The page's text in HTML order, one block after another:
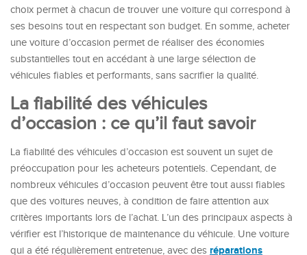
choix permet à chacun de trouver une voiture qui correspond à
ses besoins tout en respectant son budget. En somme, acheter
une voiture d’occasion permet de réaliser des économies
substantielles tout en accédant à une large sélection de
véhicules fiables et performants, sans sacrifier la qualité.
La fiabilité des véhicules
d’occasion : ce qu’il faut savoir
La fiabilité des véhicules d’occasion est souvent un sujet de
préoccupation pour les acheteurs potentiels. Cependant, de
nombreux véhicules d’occasion peuvent être tout aussi fiables
que des voitures neuves, à condition de faire attention aux
critères importants lors de l’achat. L’un des principaux aspects à
vérifier est l’historique de maintenance du véhicule. Une voiture
qui a été régulièrement entretenue, avec des réparations